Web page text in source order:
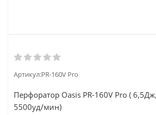
Артикул:PR-160V Pro
Перфоратор Oasis PR-160V Pro (
5500уд/мин)